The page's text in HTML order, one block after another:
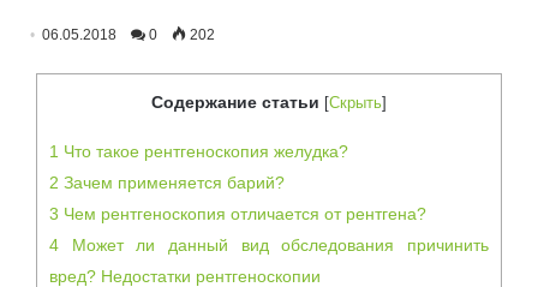
06.05.2018 0 202
Содержание статьи [Скрыть]
1 Что такое рентгеноскопия желудка?
2 Зачем применяется барий?
3 Чем рентгеноскопия отличается от рентгена?
4 Может ли данный вид обследования причинить
вред? Недостатки рентгеноскопии